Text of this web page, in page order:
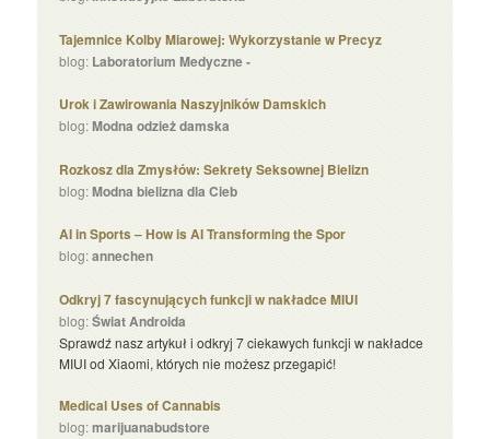
Tajemnice Kolby Miarowej: Wykorzystanie w Precyz
blog: Laboratorium Medyczne -
Urok i Zawirowania Naszyjników Damskich
blog:Modna odzież damska
Rozkosz dla Zmysłów: Sekrety Seksownej Bielizn
blog:Modna bielizna dla Cieb
AI in Sports – How is AI Transforming the Spor
blog:annechen
Odkryj 7 fascynujących funkcji w nakładce MIUI
blog:Świat Androida
Sprawdź nasz artykuł i odkryj 7 ciekawych funkcji w nakładce
MIUI od Xiaomi, których nie możesz przegapić!
Medical Uses of Cannabis
blog:marijuanabudstore